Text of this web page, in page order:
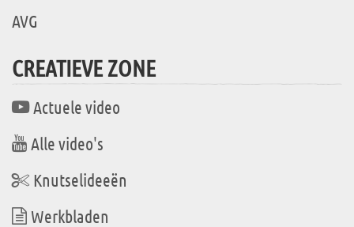
AVG
CREATIEVE ZONE
Actuele video
Alle video's
Knutselideeën
Werkbladen